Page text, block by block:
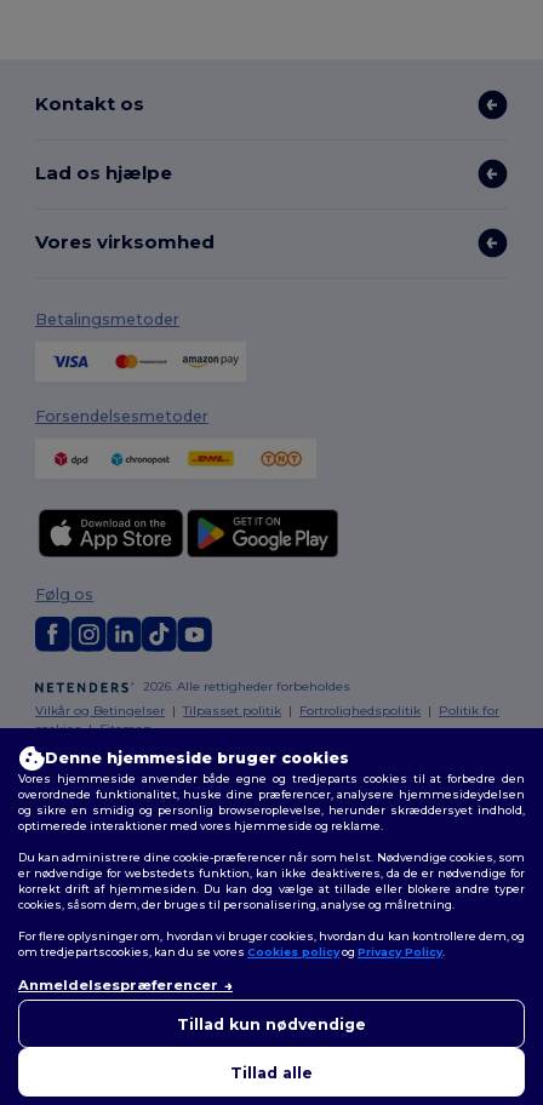
Kontakt os
Lad os hjælpe
Vores virksomhed
Betalingsmetoder
Forsendelsesmetoder
2026. Alle rettigheder forbeholdes
Vilkår og Betingelser |Tilpasset politik | Fortrolighedspolitik | Politik for
cookies|Sitemap
Følg os
Denne hjemmeside bruger cookies
Vores hjemmeside anvender både egne og tredjeparts cookies til at forbedre den
overordnede funktionalitet, huske dine præferencer, analysere hjemmesideydelsen
og sikre en smidig og personlig browseroplevelse, herunder skræddersyet indhold,
optimerede interaktioner med vores hjemmeside og reklame.
Du kan administrere dine cookie-præferencer når som helst. Nødvendige cookies, som
er nødvendige for webstedets funktion, kan ikke deaktiveres, da de er nødvendige for
korrekt drift af hjemmesiden. Du kan dog vælge at tillade eller blokere andre typer
cookies, såsom dem, der bruges til personalisering, analyse og målretning.
For flere oplysninger om, hvordan vi bruger cookies, hvordan du kan kontrollere dem, og
om tredjepartscookies, kan du se vores Cookies policyog Privacy Policy.
Anmeldelsespræferencer
Tillad kun nødvendige
Tillad alle
bekymringer, kan du kontakte
er her for at hjælpe.